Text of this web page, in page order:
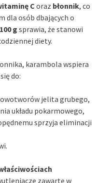
C oraz błonnik, co
dla osób dbających o
100 g sprawia, że stanowi
diety.
karambola wspiera
do:
jelita grubego,
układu pokarmowego,
sprzyja eliminacji
zawarte w